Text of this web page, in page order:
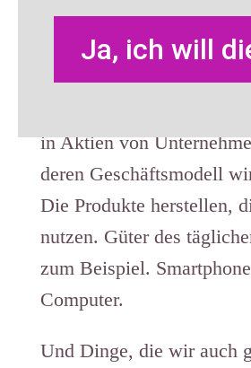
unserer Zeit.
in Aktien von
deren Geschäftsmodell
Die Produkte herstellen,
nutzen. Güter des
zum Beispiel.
Computer.
Und Dinge, die wir auch
Ja, ich will